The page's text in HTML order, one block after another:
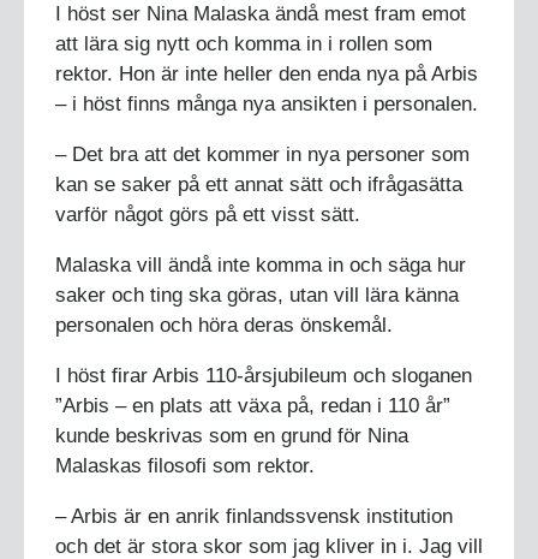
I höst ser Nina Malaska ändå mest fram emot
att lära sig nytt och komma in i rollen som
rektor. Hon är inte heller den enda nya på Arbis
– i höst finns många nya ansikten i personalen.
– Det bra att det kommer in nya personer som
kan se saker på ett annat sätt och ifrågasätta
varför något görs på ett visst sätt.
Malaska vill ändå inte komma in och säga hur
saker och ting ska göras, utan vill lära känna
personalen och höra deras önskemål.
I höst firar Arbis 110-årsjubileum och sloganen
”Arbis – en plats att växa på, redan i 110 år”
kunde beskrivas som en grund för Nina
Malaskas filosofi som rektor.
– Arbis är en anrik finlandssvensk institution
och det är stora skor som jag kliver in i. Jag vill